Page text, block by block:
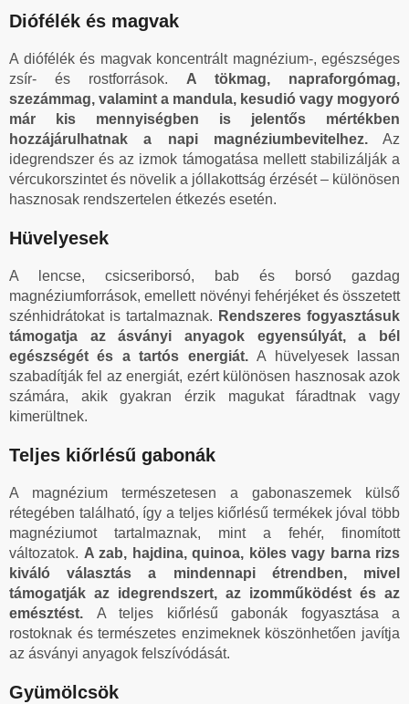
Diófélék és magvak
A diófélék és magvak koncentrált magnézium-, egészséges
zsír- és rostforrások. A tökmag, napraforgómag,
szezámmag, valamint a mandula, kesudió vagy mogyoró
már kis mennyiségben is jelentős mértékben
hozzájárulhatnak a napi magnéziumbevitelhez.Az
idegrendszer és az izmok támogatása mellett stabilizálják a
vércukorszintet és növelik a jóllakottság érzését – különösen
hasznosak rendszertelen étkezés esetén.
Hüvelyesek
A lencse, csicseriborsó, bab és borsó gazdag
magnéziumforrások, emellett növényi fehérjéket és összetett
szénhidrátokat is tartalmaznak. Rendszeres fogyasztásuk
támogatja az ásványi anyagok egyensúlyát, a bél
egészségét és a tartós energiát.A hüvelyesek lassan
szabadítják fel az energiát, ezért különösen hasznosak azok
számára, akik gyakran érzik magukat fáradtnak vagy
kimerültnek.
Teljes kiőrlésű gabonák
A magnézium természetesen a gabonaszemek külső
rétegében található, így a teljes kiőrlésű termékek jóval több
magnéziumot tartalmaznak, mint a fehér, finomított
változatok. A zab, hajdina, quinoa, köles vagy barna rizs
kiváló választás a mindennapi étrendben, mivel
támogatják az idegrendszert, az izomműködést és az
emésztést. A teljes kiőrlésű gabonák fogyasztása a
rostoknak és természetes enzimeknek köszönhetően javítja
az ásványi anyagok felszívódását.
Gyümölcsök